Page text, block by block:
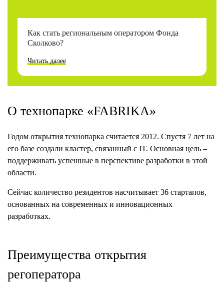
Как стать региональным оператором Фонда
Сколково?
Читать далее
О технопарке «FABRIKA»
Годом открытия технопарка считается 2012. Спустя 7 лет на
его базе создали кластер, связанный с IT. Основная цель –
поддерживать успешные в перспективе разработки в этой
области.
Сейчас количество резидентов насчитывает 36 стартапов,
основанных на современных и инновационных
разработках.
Преимущества открытия
регоператора